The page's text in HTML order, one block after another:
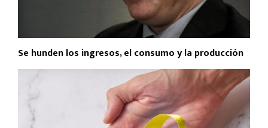
Se hunden los ingresos, el consumo y la producción